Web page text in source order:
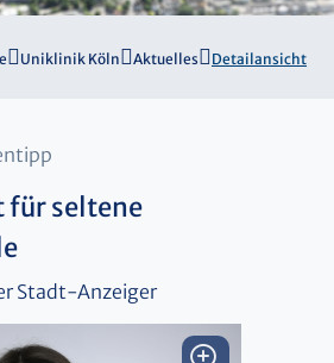
Uniklinik Köln Aktuelles Detailansicht
für seltene
Stadt-Anzeiger